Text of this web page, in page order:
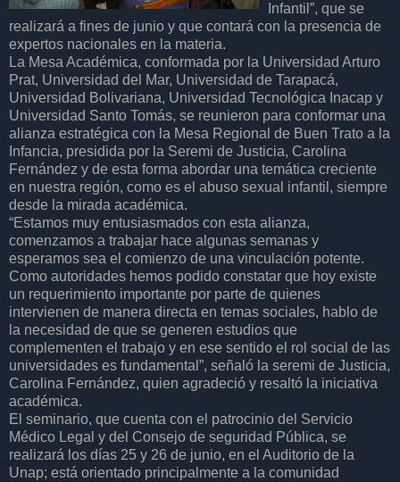
Infantil”, que se
realizará a fines de junio y que contará con la presencia de
expertos nacionales en la materia.
La Mesa Académica, conformada por la Universidad Arturo
Prat, Universidad del Mar, Universidad de Tarapacá,
Universidad Bolivariana, Universidad Tecnológica Inacap y
Universidad Santo Tomás, se reunieron para conformar una
alianza estratégica con la Mesa Regional de Buen Trato a la
Infancia, presidida por la Seremi de Justicia, Carolina
Fernández y de esta forma abordar una temática creciente
en nuestra región, como es el abuso sexual infantil, siempre
desde la mirada académica.
“Estamos muy entusiasmados con esta alianza,
comenzamos a trabajar hace algunas semanas y
esperamos sea el comienzo de una vinculación potente.
Como autoridades hemos podido constatar que hoy existe
un requerimiento importante por parte de quienes
intervienen de manera directa en temas sociales, hablo de
la necesidad de que se generen estudios que
complementen el trabajo y en ese sentido el rol social de las
universidades es fundamental”, señaló la seremi de Justicia,
Carolina Fernández, quien agradeció y resaltó la iniciativa
académica.
El seminario, que cuenta con el patrocinio del Servicio
Médico Legal y del Consejo de seguridad Pública, se
realizará los días 25 y 26 de junio, en el Auditorio de la
Unap; está orientado principalmente a la comunidad